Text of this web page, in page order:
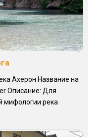
Ахерон Название на
Описание: Для
мифологии река